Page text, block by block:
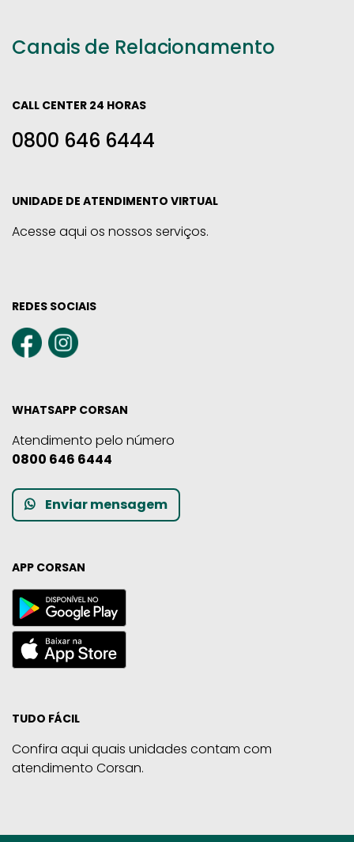
Canais de Relacionamento
CALL CENTER 24 HORAS
0800 646 6444
UNIDADE DE ATENDIMENTO VIRTUAL
Acesse aqui os nossos serviços.
REDES SOCIAIS
WHATSAPP CORSAN
Atendimento pelo número
0800 646 6444
Enviar mensagem
APP CORSAN
TUDO FÁCIL
Confira aqui quais unidades contam com
atendimento Corsan.